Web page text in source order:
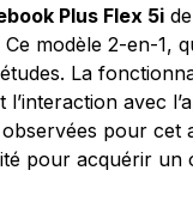
Plus Flex 5i
modèle 2-en-1,
La
avec
pour
pour acquérir un